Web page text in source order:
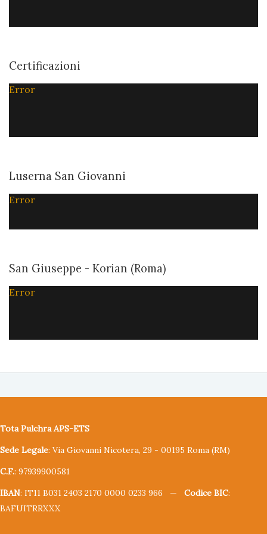
Certificazioni
Error
Luserna San Giovanni
Error
San Giuseppe - Korian (Roma)
Error
Tota Pulchra APS-ETS
Sede Legale: Via Giovanni Nicotera, 29 - 00195 Roma (RM)
C.F.: 97939900581
IBAN: IT11 B031 2403 2170 0000 0233 966 — Codice BIC:
BAFUITRRXXX